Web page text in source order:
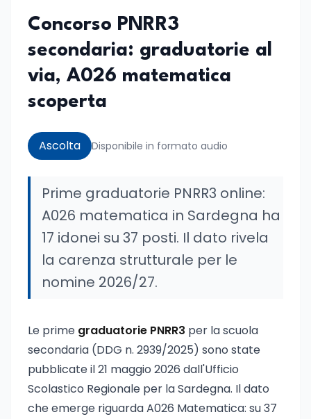
Concorso PNRR3
secondaria: graduatorie al
via, A026 matematica
scoperta
Ascolta Disponibile in formato audio
Prime graduatorie PNRR3 online:
A026 matematica in Sardegna ha
17 idonei su 37 posti. Il dato rivela
la carenza strutturale per le
nomine 2026/27.
Le prime graduatorie PNRR3 per la scuola
secondaria (DDG n. 2939/2025) sono state
pubblicate il 21 maggio 2026 dall'Ufficio
Scolastico Regionale per la Sardegna. Il dato
che emerge riguarda A026 Matematica: su 37